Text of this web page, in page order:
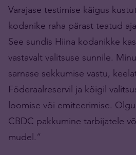
Varajase testimise käigus
kodanike raha pärast teatud
See sundis Hiina kodanikke
vastavalt valitsuse sunnile.
sarnase sekkumise vastu,
Föderaalreservil ja kõigil
loomise või emiteerimise.
CBDC pakkumine tarbijatele
mudel.“